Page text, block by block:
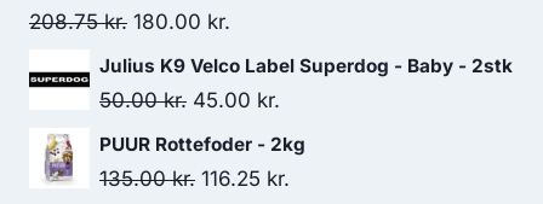
var:
30.00 kr.. 26.25 kr..
208.75kr. Den
oprindelige
pris
208.75 kr..
180.00 kr.
aktuelle
pris
180.00 kr..
Julius K9 Velco Label Superdog - Baby - 2stk
50.00kr. Den
oprindelige
pris
45.00 kr.
aktuelle
pris
PUUR Rottefoder - 2kg
135.00kr. Den
116.25 kr.